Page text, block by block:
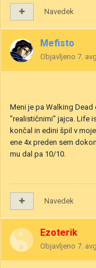
Navedek
Mefisto
Objavljeno 7.
Meni je pa Walking
"realističnimi" jajca. Life
končal in edini špil v
ene 4x preden sem
mu dal pa 10/10.
Navedek
Ezoterik
Objavljeno 7.